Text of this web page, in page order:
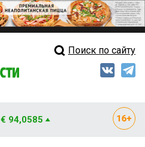
Свежий выпускПоиск по сайту
€ 94,0585